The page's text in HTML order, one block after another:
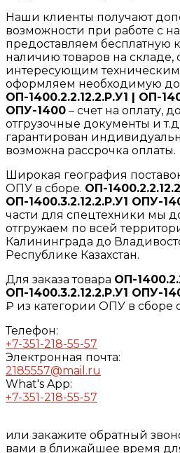
Наши клиенты получают
возможности при работе с
предоставляем бесплатную
наличию товаров на складе,
интересующим
оформляем необходимую
ОП-1400.2.2.12.2.Р.У1 | ОП-
ОПУ-1400 – счет на оплату,
отгрузочные документы и
гарантирован
возможна рассрочка оплаты.
Широкая география
ОПУ в сборе. ОП-
ОП-1400.3.2.12.2.Р.У1 ОПУ-
части для спецтехники мы
отгружаем по всей
Калининграда до
Республике Казахстан.
Для заказа товара ОП-
ОП-1400.3.2.12.2.Р.У1 ОПУ-
₽ из категории ОПУ в сборе
Телефон:
+7-351-218-55-57
Электронная почта:
2185557@mail.ru
What's App:
+7-351-218-55-57
или закажите обратный
вами в ближайшее время